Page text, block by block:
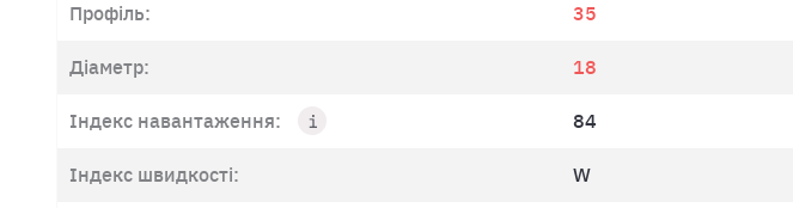
Профіль: 35
Діаметр: 18
Індекс навантаження: 84
Індекс швидкості: W